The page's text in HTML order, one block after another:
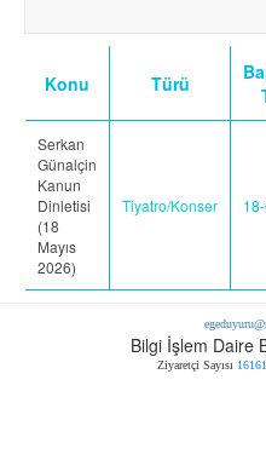
Konu Türü
Serkan
Günalçin
Kanun
Dinletisi
(18
Mayıs
2026)
Tiyatro/Konser
Bilgi İşlem Daire
Ziyaretçi Sayısı 16161